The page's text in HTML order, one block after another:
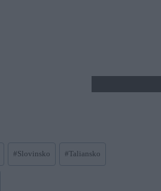
#Slovinsko #Taliansko